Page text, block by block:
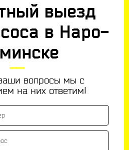
выезд
в Наро-
вопросы мы с
на них ответим!